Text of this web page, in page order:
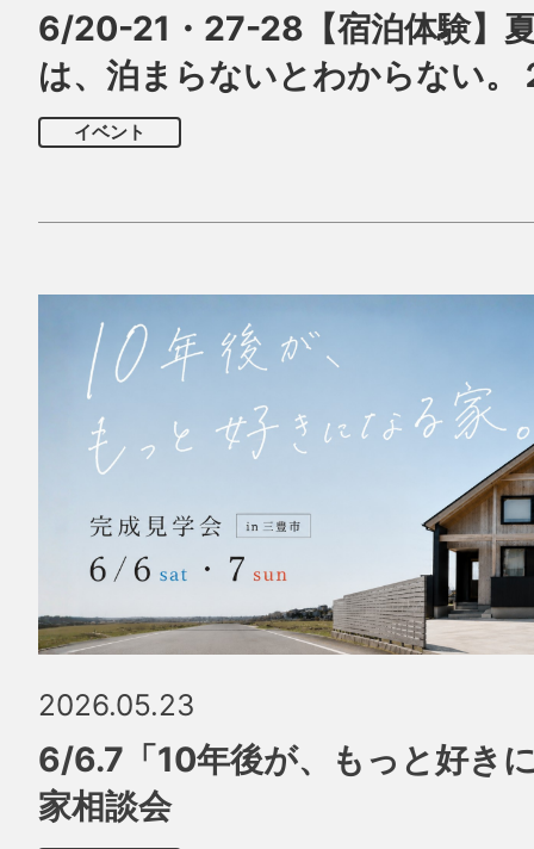
6/20-21・27-28【宿泊体験】
は、泊まらないとわからない。
イベント
2026.05.23
6/6.7「10年後が、もっと好き
家相談会